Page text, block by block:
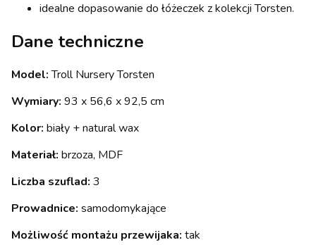
idealne dopasowanie do łóżeczek z kolekcji Torsten.
Dane techniczne
Model:Troll Nursery Torsten
Wymiary: 93 x 56,6 x 92,5 cm
Kolor: biały + natural wax
Materiał: brzoza, MDF
Liczba szuflad: 3
Prowadnice: samodomykające
Możliwość montażu przewijaka: tak